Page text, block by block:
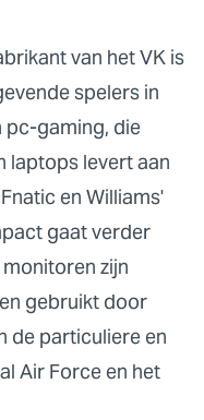
van het VK is
spelers in
pc-gaming, die
laptops levert aan
en Williams'
gaat verder
zijn
gebruikt door
de particuliere en
Air Force en het